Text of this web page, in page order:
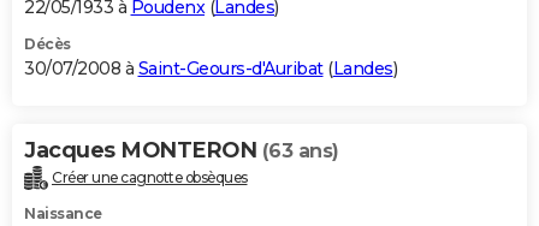
22/05/1933 à Poudenx (Landes)
Décès
30/07/2008 à Saint-Geours-d'Auribat(Landes)
Jacques MONTERON (63 ans)
Créer une cagnotte obsèques
Naissance